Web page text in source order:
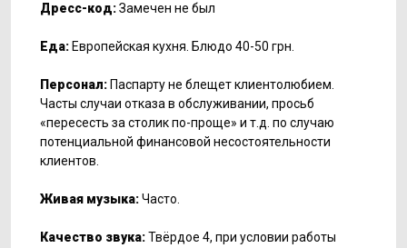
Дресс-код:Замечен не был
Еда: Европейская кухня. Блюдо 40-50 грн.
Персонал: Паспарту не блещет клиентолюбием.
Часты случаи отказа в обслуживании, просьб
«пересесть за столик по-проще» и т.д. по случаю
потенциальной финансовой несостоятельности
клиентов.
Живая музыка:Часто.
Качество звука:Твёрдое 4, при условии работы